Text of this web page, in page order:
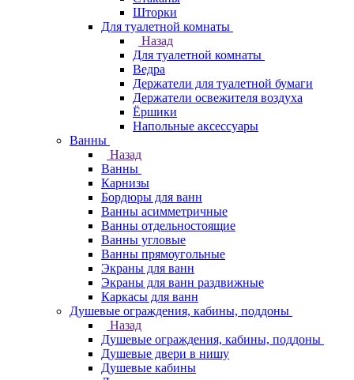
Шторки
Для туалетной комнаты
Назад
Для туалетной комнаты
Ведра
Держатели для туалетной бумаги
Держатели освежителя воздуха
Ёршики
Напольные аксессуары
Ванны
Назад
Ванны
Карнизы
Бордюры для ванн
Ванны асимметричные
Ванны отдельностоящие
Ванны угловые
Ванны прямоугольные
Экраны для ванн
Экраны для ванн раздвижные
Каркасы для ванн
Душевые ограждения, кабины, поддоны
Назад
Душевые ограждения, кабины, поддоны
Душевые двери в нишу
Душевые кабины